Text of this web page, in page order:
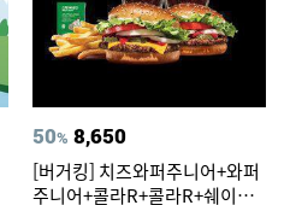
50% 8,650
[버거킹] 치즈와퍼주니어+와퍼
주니어+콜라R+콜라R+쉐이킹